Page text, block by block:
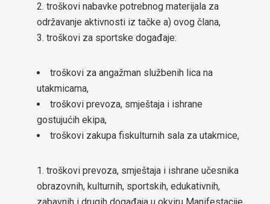
troškovi nabavke potrebnog materijala za
održavanje aktivnosti iz tačke a) ovog člana,
troškovi za sportske događaje:
troškovi za angažman službenih lica na
utakmicama,
troškovi prevoza, smještaja i ishrane
gostujućih ekipa,
troškovi zakupa fiskulturnih sala za utakmice,
troškovi prevoza, smještaja i ishrane učesnika
obrazovnih, kulturnih, sportskih, edukativnih,